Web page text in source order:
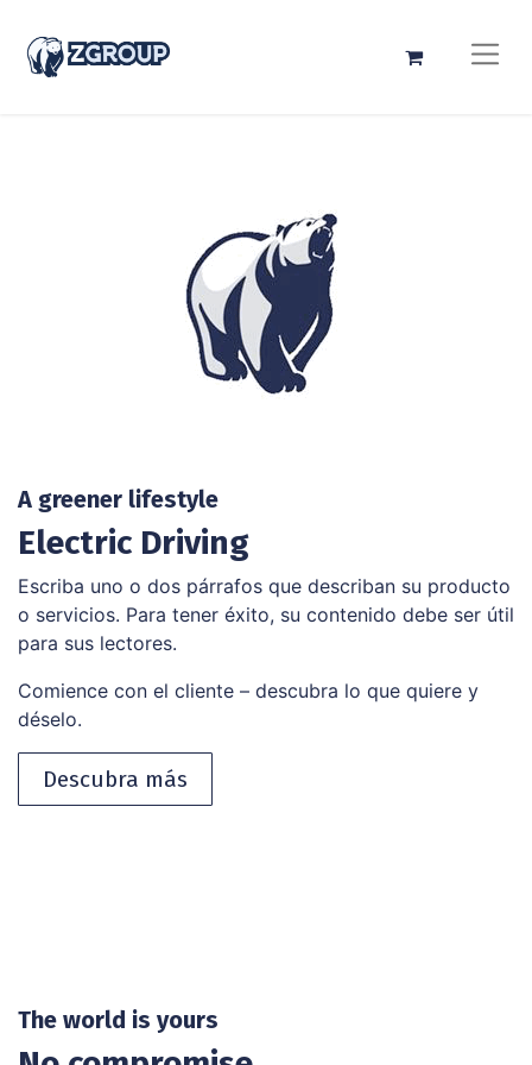
A greener lifestyle
Electric Driving
Escriba uno o dos párrafos que describan su producto
o servicios. Para tener éxito, su contenido debe ser útil
para sus lectores.
Comience con el cliente – descubra lo que quiere y
déselo.
Descubra más
The world is yours